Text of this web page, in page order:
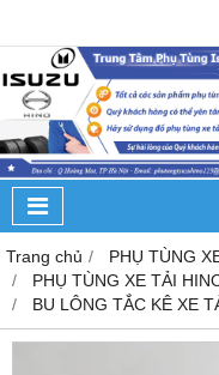
Trang chủ PHỤ TÙNG
PHỤ TÙNG XE TẢI
BU LÔNG TẮC KÊ XE